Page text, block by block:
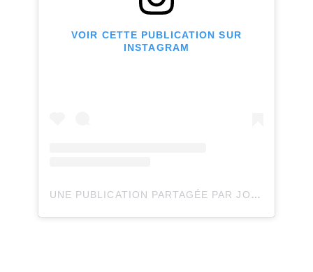
VOIR CETTE PUBLICATION SUR
INSTAGRAM
UNE PUBLICATION PARTAGÉE PAR JOLI JOLI DESIGN (@JOLIJOLIDESIGN)